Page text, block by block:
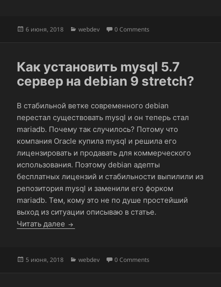
Опубликовано
6 июня, 2018 Рубрики
webdev 0 Comments
Как установить mysql 5.7
сервер на debian 9 stretch?
В стабильной ветке современного debian
перестал существовать mysql и он теперь стал
mariadb. Почему так случилось? Потому что
компания Oracle купила mysql и решила его
лицензировать и продавать для коммерческого
использования. Поэтому debian адепты
бесплатных лицензий и стабильности выпилили из
репозитория mysql и заменили его форком
mariadb. Тем, кому это не по душе простейший
выход из ситуации описываю в статье.
Читать далее Как установить mysql 5.7 сервер на
Опубликовано
5 июня, 2018 Рубрики
webdev 0 Comments